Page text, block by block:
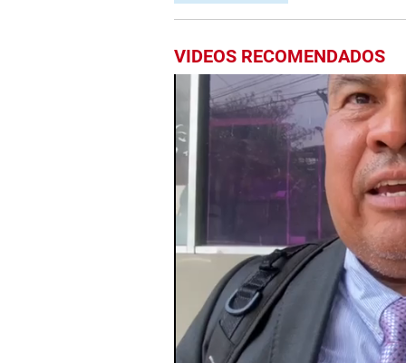
VIDEOS RECOMENDADOS